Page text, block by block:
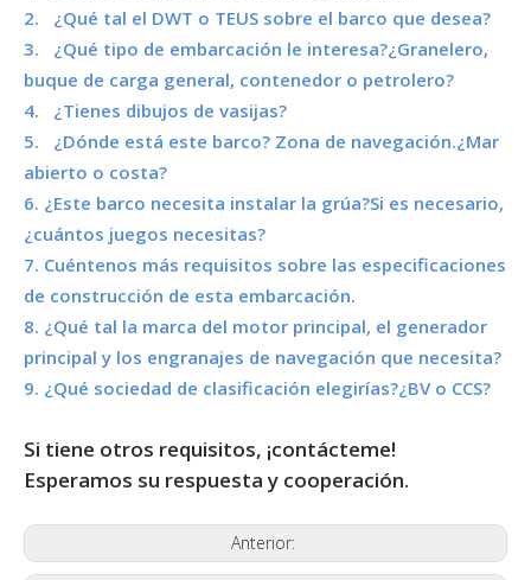
2. ¿Qué tal el DWT o TEUS sobre el barco que desea?
3. ¿Qué tipo de embarcación le interesa?¿Granelero,
buque de carga general, contenedor o petrolero?
4. ¿Tienes dibujos de vasijas?
5. ¿Dónde está este barco? Zona de navegación.¿Mar
abierto o costa?
6. ¿Este barco necesita instalar la grúa?Si es necesario,
¿cuántos juegos necesitas?
7. Cuéntenos más requisitos sobre las especificaciones
de construcción de esta embarcación.
8. ¿Qué tal la marca del motor principal, el generador
principal y los engranajes de navegación que necesita?
9. ¿Qué sociedad de clasificación elegirías?¿BV o CCS?
Si tiene otros requisitos, ¡contácteme!
Esperamos su respuesta y cooperación.
Anterior: